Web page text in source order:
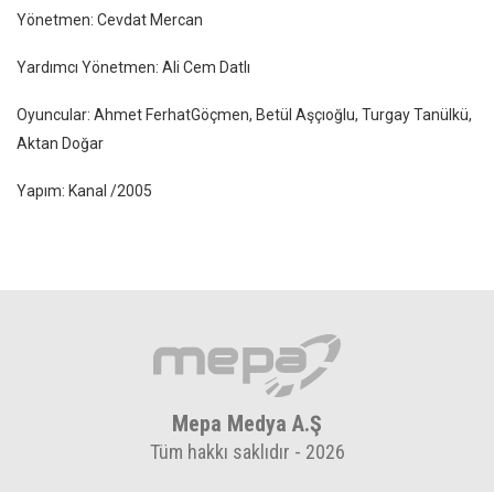
Yönetmen: Cevdat Mercan
Yardımcı Yönetmen: Ali Cem Datlı
Oyuncular: Ahmet FerhatGöçmen, Betül Aşçıoğlu, Turgay Tanülkü,
Aktan Doğar
Yapım: Kanal /2005
Mepa Medya A.Ş
Tüm hakkı saklıdır - 2026